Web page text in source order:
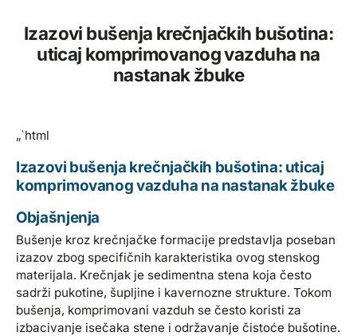
Izazovi bušenja krečnjačkih bušotina:
uticaj komprimovanog vazduha na
nastanak žbuke
„`html
Izazovi bušenja krečnjačkih bušotina: uticaj
komprimovanog vazduha na nastanak žbuke
Objašnjenja
Bušenje kroz krečnjačke formacije predstavlja poseban
izazov zbog specifičnih karakteristika ovog stenskog
materijala. Krečnjak je sedimentna stena koja često
sadrži pukotine, šupljine i kavernozne strukture. Tokom
bušenja, komprimovani vazduh se često koristi za
izbacivanje isečaka stene i održavanje čistoće bušotine.